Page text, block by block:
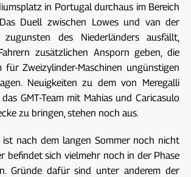
in Portugal durchaus im Bereich
Duell zwischen Lowes und van der
des Niederländers ausfällt,
zusätzlichen Ansporn geben, die
für Zweizylinder-Maschinen ungünstigen
Neuigkeiten zu dem von Meregalli
GMT-Team mit Mahias und Caricasulo
zu bringen, stehen noch aus.
ist nach dem langen Sommer noch nicht
befindet sich vielmehr noch in der Phase
Gründe dafür sind unter anderem der